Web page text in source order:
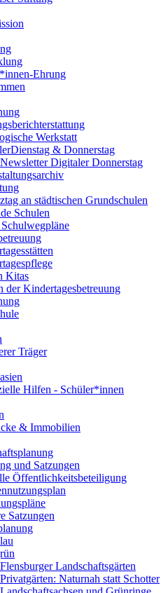
Ehrung
Werkstatt
& Donnerstag
Newsletter Digitaler Donnerstag
an städtischen Grundschulen
Schulen
Kitas
der Kindertagesbetreuung
Träger
Hilfen - Schüler*innen
& Immobilien
und Satzungen
Öffentlichkeitsbeteiligung
Satzungen
Flensburger Landschaftsgärten
Privatgärten: Naturnah statt Schotter